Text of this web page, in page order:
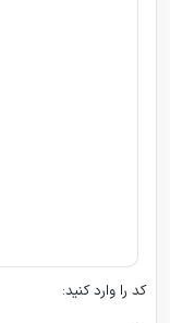
کد را وارد کنید: